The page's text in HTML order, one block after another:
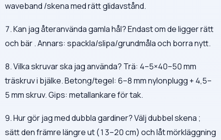
waveband /skena med rätt glidavstånd.
7. Kan jag återanvända gamla hål? Endast om de ligger rätt
och bär . Annars: spackla/slipa/grundmåla och borra nytt.
8. Vilka skruvar ska jag använda? Trä: 4–5×40–50 mm
träskruv i bjälke. Betong/tegel: 6–8 mm nylonplugg + 4,5–
5 mm skruv. Gips: metallankare för tak.
9. Hur gör jag med dubbla gardiner? Välj dubbel skena ;
sätt den främre längre ut (13–20 cm) och låt mörkläggning